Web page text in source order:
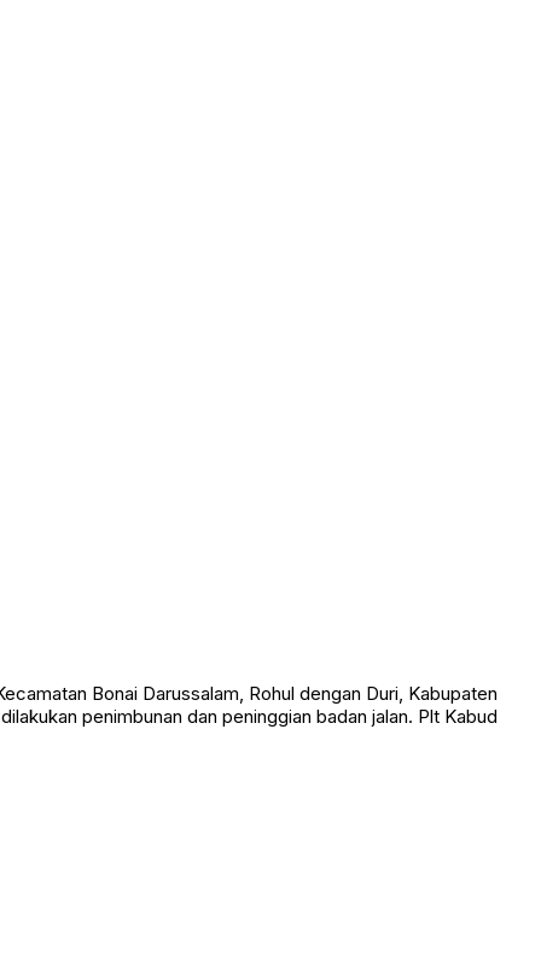
Bonai Darussalam, Rohul dengan Duri, Kabupaten
penimbunan dan peninggian badan jalan. Plt Kabud